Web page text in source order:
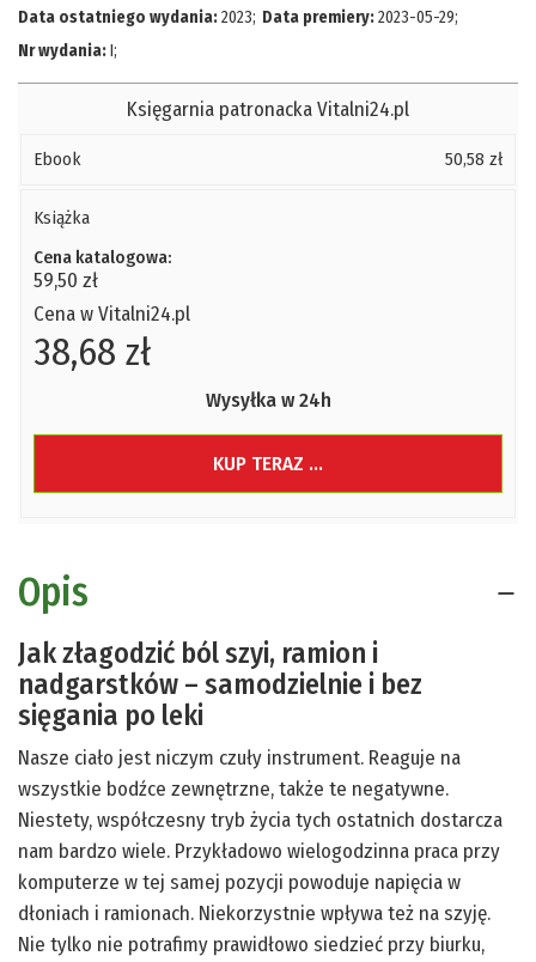
Data ostatniego wydania:2023; Data premiery:2023-05-29;
Nr wydania:I;
Księgarnia patronacka Vitalni24.pl
Ebook 50,58 zł
Książka
Cena katalogowa:
59,50 zł
Cena w Vitalni24.pl
38,68 zł
Wysyłka w 24h
KUP TERAZ ...
Opis
Jak złagodzić ból szyi, ramion i
nadgarstków – samodzielnie i bez
sięgania po leki
Nasze ciało jest niczym czuły instrument. Reaguje na
wszystkie bodźce zewnętrzne, także te negatywne.
Niestety, współczesny tryb życia tych ostatnich dostarcza
nam bardzo wiele. Przykładowo wielogodzinna praca przy
komputerze w tej samej pozycji powoduje napięcia w
dłoniach i ramionach. Niekorzystnie wpływa też na szyję.
Nie tylko nie potrafimy prawidłowo siedzieć przy biurku,